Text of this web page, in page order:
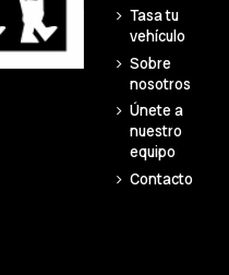
Tasa tu
vehículo
Sobre
nosotros
Únete a
nuestro
equipo
Contacto